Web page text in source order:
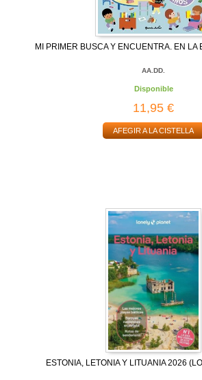
MI PRIMER BUSCA Y ENCUENTRA. EN LA
AA.DD.
Disponible
11,95 €
AFEGIR A LA CISTELLA
ESTONIA, LETONIA Y LITUANIA 2026